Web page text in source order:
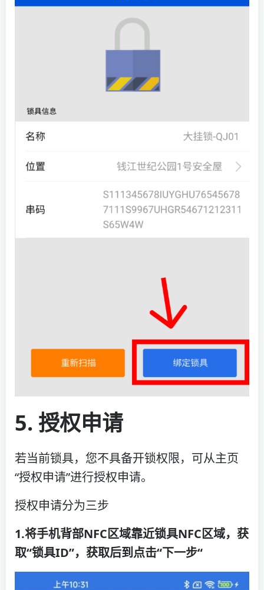
5. 授权申请
若当前锁具，您不具备开锁权限，可从主页
“授权申请”进行授权申请。
授权申请分为三步
1.将手机背部NFC区域靠近锁具NFC区域，获
取“锁具ID”，获取后到点击“下一步“